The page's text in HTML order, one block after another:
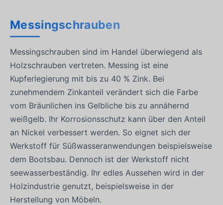
Messingschrauben
Messingschrauben sind im Handel überwiegend als
Holzschrauben vertreten. Messing ist eine
Kupferlegierung mit bis zu 40 % Zink. Bei
zunehmendem Zinkanteil verändert sich die Farbe
vom Bräunlichen ins Gelbliche bis zu annähernd
weißgelb. Ihr Korrosionsschutz kann über den Anteil
an Nickel verbessert werden. So eignet sich der
Werkstoff für Süßwasseranwendungen beispielsweise
dem Bootsbau. Dennoch ist der Werkstoff nicht
seewasserbeständig. Ihr edles Aussehen wird in der
Holzindustrie genutzt, beispielsweise in der
Herstellung von Möbeln.